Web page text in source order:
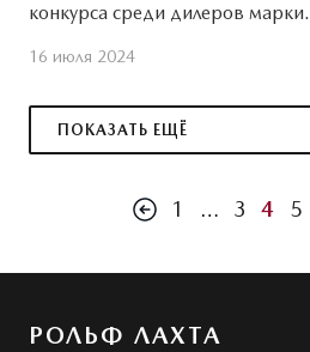
конкурса среди дилеров марки.
16 июля 2024
ПОКАЗАТЬ ЕЩЁ
1 … 3 4 5
РОЛЬФ ЛАХТА